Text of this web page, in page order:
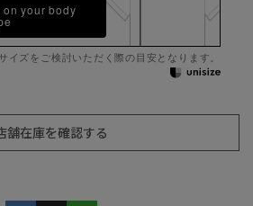
on your body
イズをご検討いただく際の目安となります。